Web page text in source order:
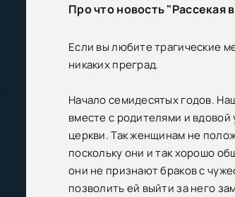
Про что новость "Рассекая
Если вы любите трагические
никаких преград.
Начало семидесятых годов.
вместе с родителями и
церкви. Так женщинам не
поскольку они и так хорошо
они не признают браков с
позволить ей выйти за него